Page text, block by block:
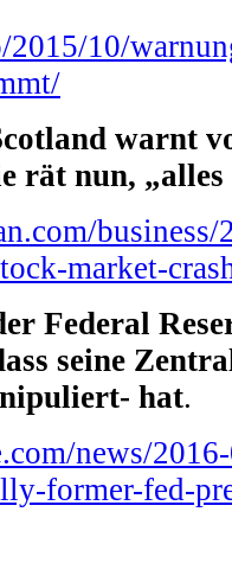
10/
warnt
rät nun,
market-
Federal
seine
hat.
news/
former-fed-